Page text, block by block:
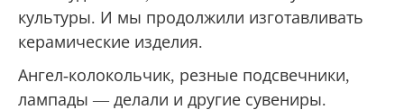
культуры. И мы продолжили изготавливать
керамические изделия.
Ангел-колокольчик, резные подсвечники,
лампады — делали и другие сувениры.